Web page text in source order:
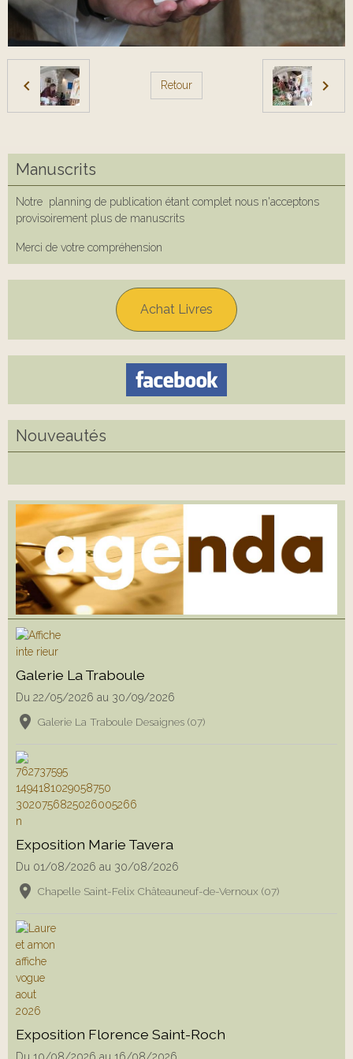
Retour
Manuscrits
Notre planning de publication étant complet nous n'acceptons
provisoirement plus de manuscrits
Merci de votre compréhension
Achat Livres
Nouveautés
Galerie La Traboule
Du 22/05/2026 au 30/09/2026
Galerie La Traboule Desaignes (07)
Exposition Marie Tavera
Du 01/08/2026 au 30/08/2026
Chapelle Saint-Felix Châteauneuf-de-Vernoux (07)
Exposition Florence Saint-Roch